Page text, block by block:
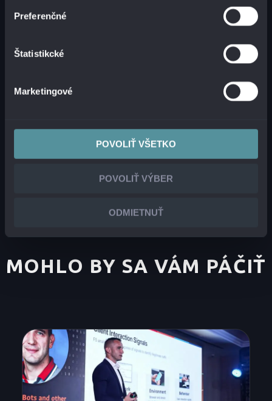
Preferenčné
Štatistikcké
Marketingové
POVOLIŤ VŠETKO
POVOLIŤ VÝBER
ODMIETNUŤ
V oblasti kybernetickej bezpečnosti pracuje viac
pracoval s mnohými technológiami v IT a
telekomunikačnej sfére. V Alanata sa venuje
dohľadu (SOC). Zameriava sa na automatizáciu
procesov a funkčné riešenia s vysokou pridanou
hodnotou.
MOHLO BY SA VÁM PÁČIŤ